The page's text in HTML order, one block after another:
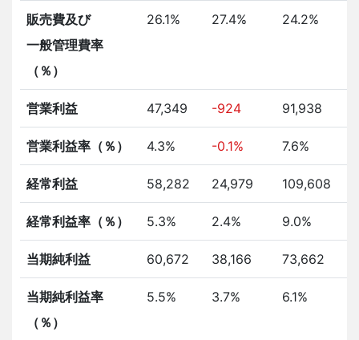
販売費及び
一般管理費率
（％）
26.1% 27.4% 24.2%
営業利益 47,349 -924 91,938
営業利益率（％） 4.3% -0.1% 7.6%
経常利益 58,282 24,979 109,608
経常利益率（％） 5.3% 2.4% 9.0%
当期純利益 60,672 38,166 73,662
当期純利益率
（％）
5.5% 3.7% 6.1%